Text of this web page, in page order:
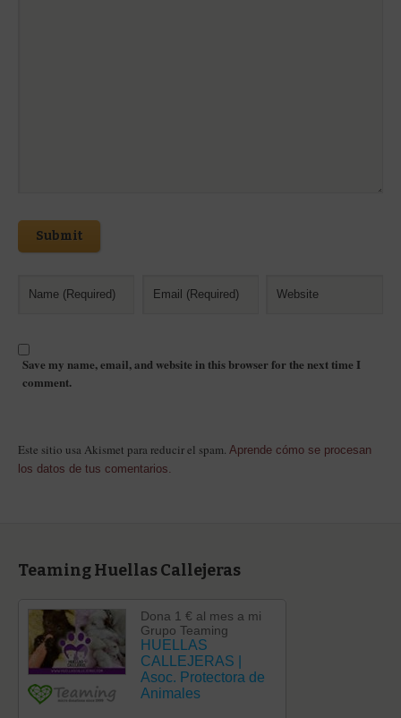
Submit
Save my name, email, and website in this browser for the next time I
comment.
Este sitio usa Akismet para reducir el spam. Aprende cómo se procesan
los datos de tus comentarios.
Teaming Huellas Callejeras